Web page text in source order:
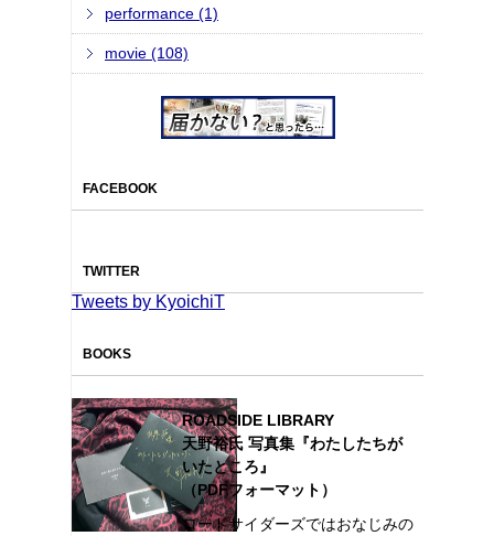
performance (1)
movie (108)
FACEBOOK
TWITTER
Tweets by KyoichiT
BOOKS
ROADSIDE LIBRARY
天野裕氏 写真集『わたしたちが
いたところ』
（PDFフォーマット）
ロードサイダーズではおなじみの